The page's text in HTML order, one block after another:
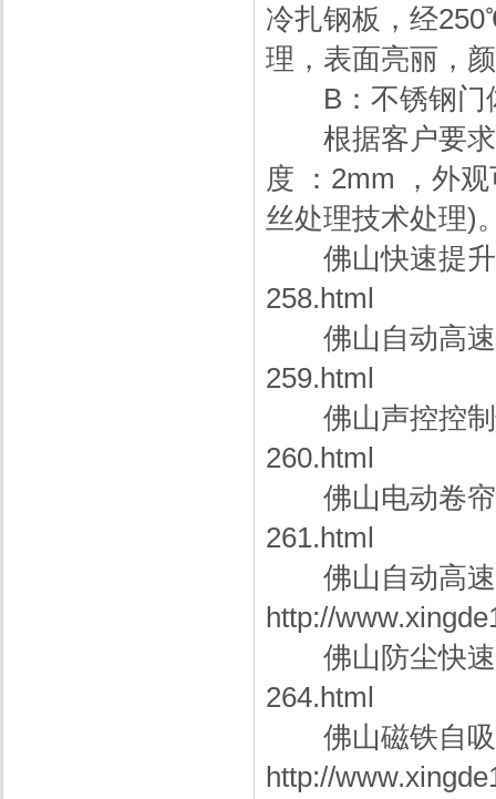
冷扎钢板，经
理，表面亮丽，
B：不锈钢门
根据客户要求
度 ：2mm ，外
丝处理技术处理)
佛山快速提
258.html
佛山自动高速
259.html
佛山声控控制
260.html
佛山电动卷
261.html
佛山自动高速
http://
佛山防尘快速
264.html
佛山磁铁自吸
http://